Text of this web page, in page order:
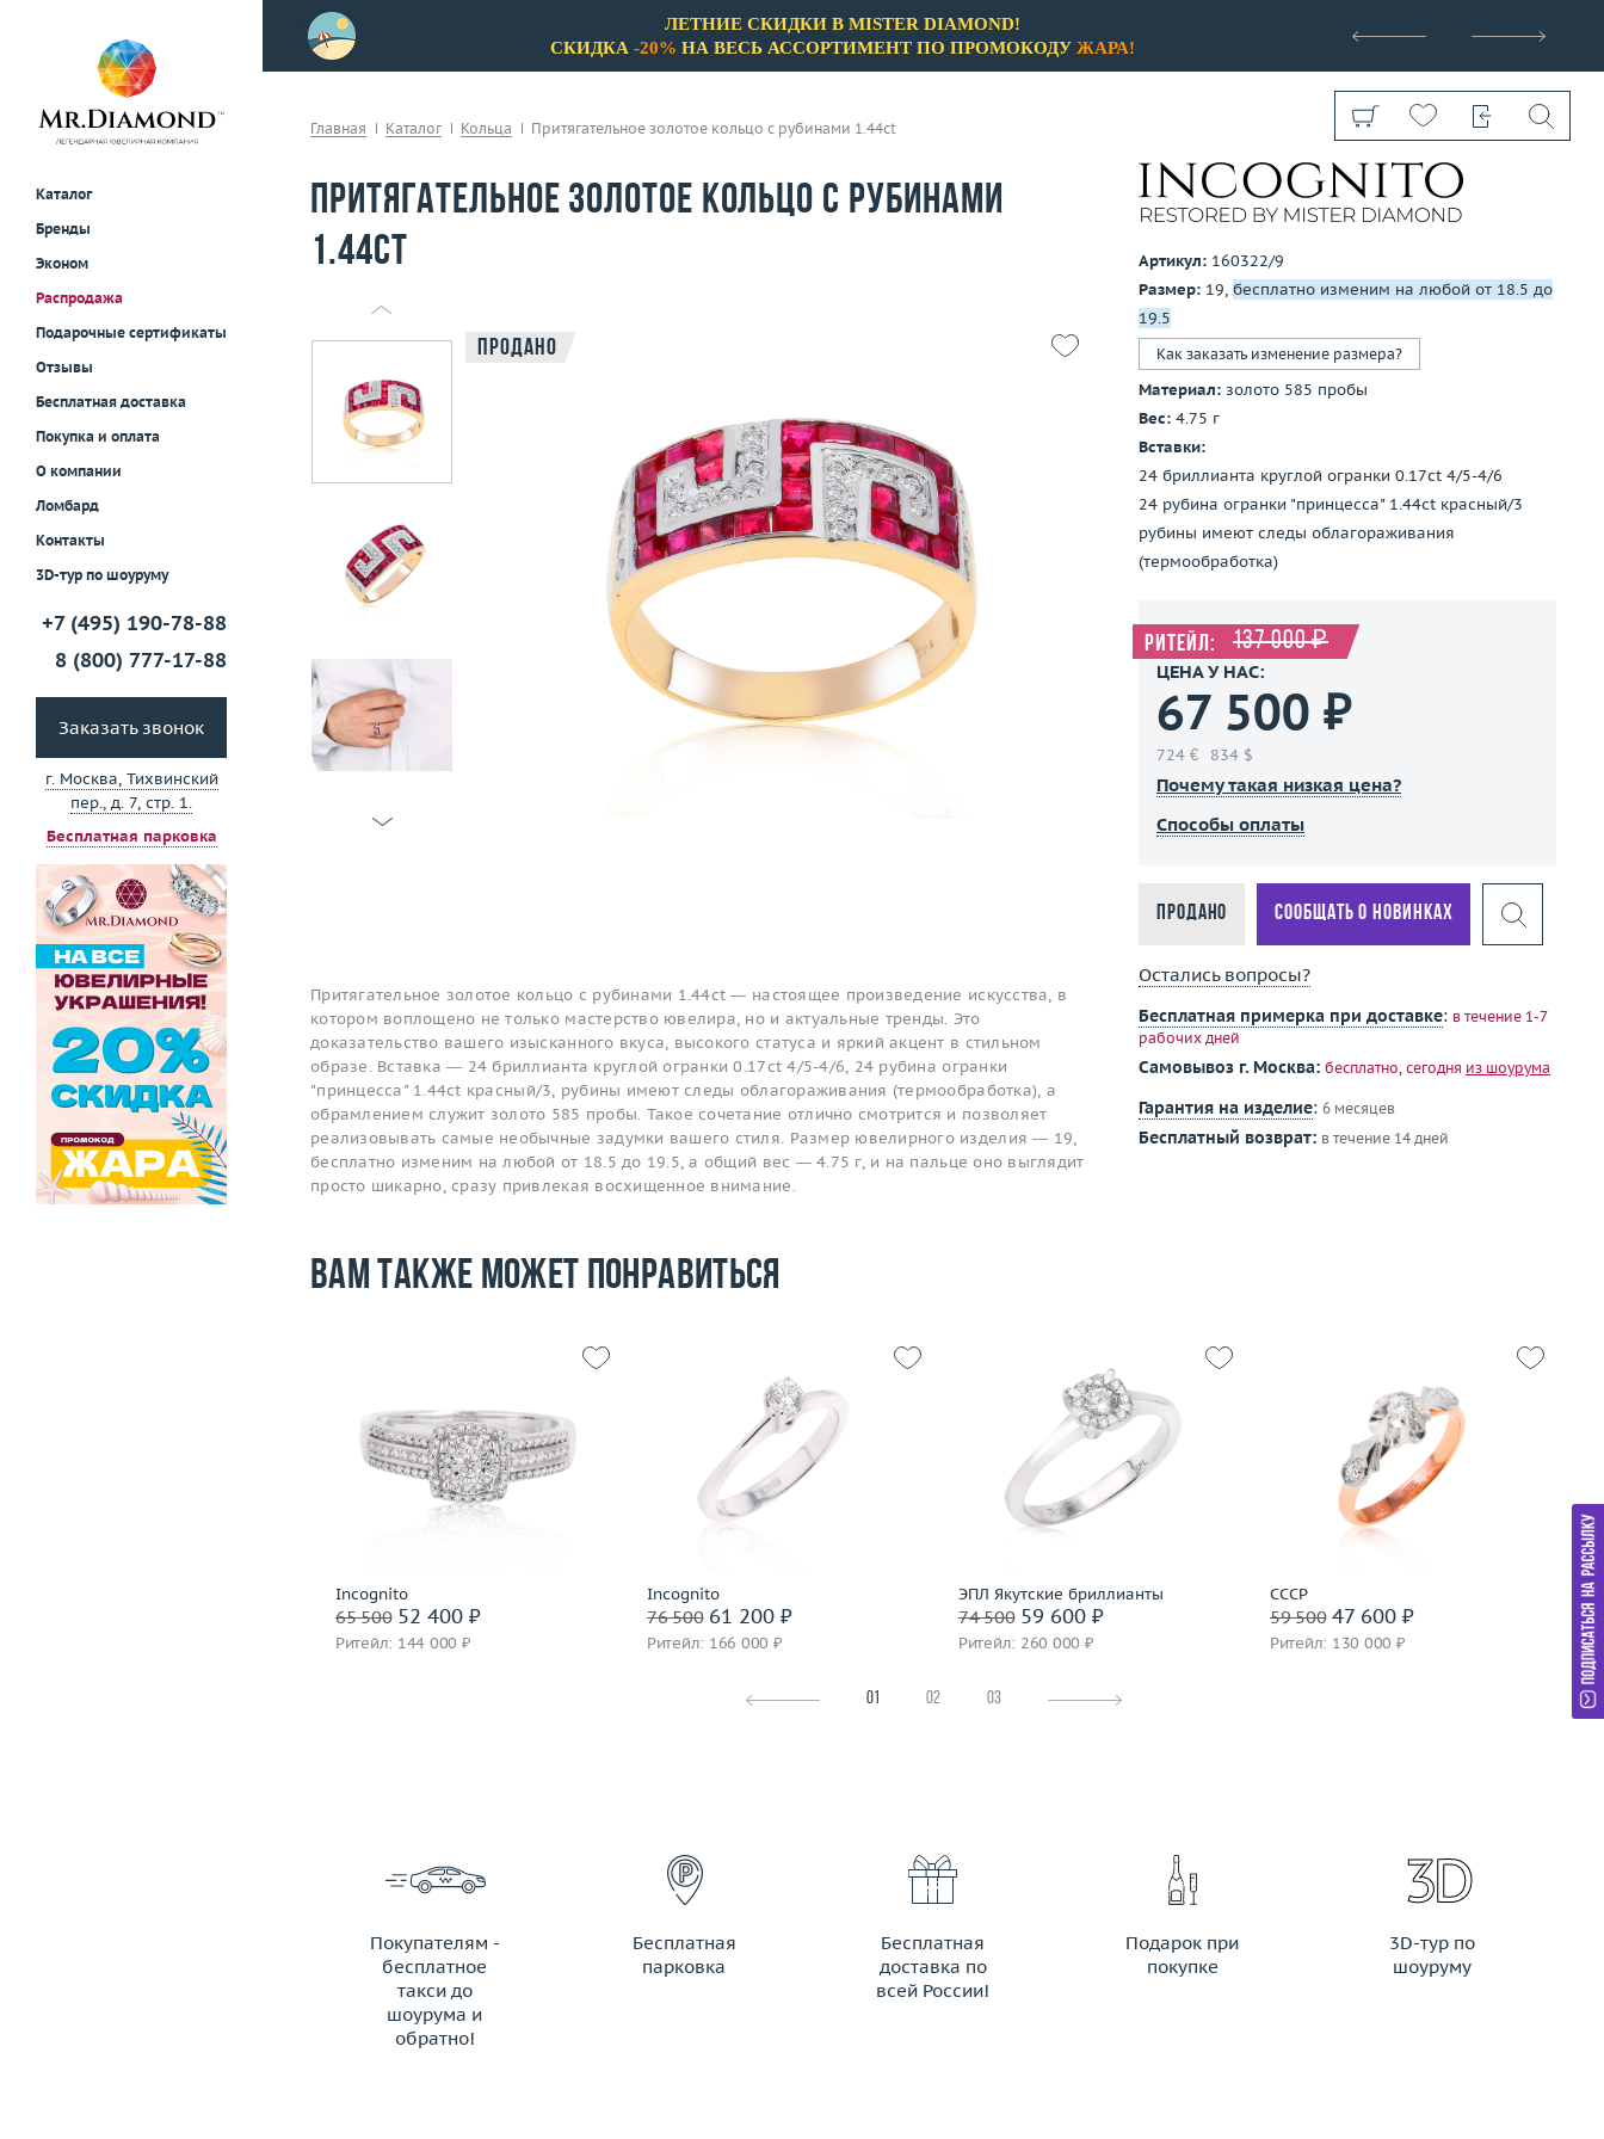
Каталог
Бренды
Эконом
Распродажа
Подарочные сертификаты
Отзывы
Бесплатная доставка
Покупка и оплата
О компании
Ломбард
Контакты
3D-тур по шоуруму
+7 (495) 190-78-88
8 (800) 777-17-88
Заказать звонок
г. Москва, Тихвинский
пер., д. 7, стр. 1.
Бесплатная парковка
примерки!
ЛЕТНИЕ СКИДКИ В MISTER DIAMOND!
СКИДКА -20% НА ВЕСЬ АССОРТИМЕНТ ПО ПРОМОКОДУ ЖАРА!
Показать все
Главная Каталог Кольца Притягательное золотое кольцо с рубинами 1.44ct
Притягательное золотое кольцо с рубинами
1.44ct
Продано
Притягательное золотое кольцо с рубинами 1.44ct — настоящее произведение искусства, в
котором воплощено не только мастерство ювелира, но и актуальные тренды. Это
доказательство вашего изысканного вкуса, высокого статуса и яркий акцент в стильном
образе. Вставка — 24 бриллианта круглой огранки 0.17ct 4/5-4/6, 24 рубина огранки
"принцесса" 1.44ct красный/3, рубины имеют следы облагораживания (термообработка), а
обрамлением служит золото 585 пробы. Такое сочетание отлично смотрится и позволяет
реализовывать самые необычные задумки вашего стиля. Размер ювелирного изделия — 19,
бесплатно изменим на любой от 18.5 до 19.5, а общий вес — 4.75 г, и на пальце оно выглядит
просто шикарно, сразу привлекая восхищенное внимание.
Артикул: 160322/9
Размер: 19, бесплатно изменим на любой от 18.5 до
19.5
Как заказать изменение размера?
Материал: золото 585 пробы
Вес: 4.75 г
Вставки:
24 бриллианта круглой огранки 0.17ct 4/5-4/6
24 рубина огранки "принцесса" 1.44ct красный/3
рубины имеют следы облагораживания
(термообработка)
Ритейл: 137 000 ₽
ЦЕНА У НАС:
67 500 ₽
724 € 834 $
Почему такая низкая цена?
Способы оплаты
Продано Сообщать о новинках
Остались вопросы?
Бесплатная примерка при доставке: в течение 1-7
рабочих дней
Самовывоз г. Москва: бесплатно, сегодня из шоурума
Гарантия на изделие: 6 месяцев
Бесплатный возврат: в течение 14 дней
Вам также может понравиться
Incognito
65 50052 400 ₽
Ритейл: 144 000 ₽
Размер
17.5
Вес (г)
3.12
Материал
золото 585 пробы
Подробнее
Incognito
76 50061 200 ₽
Ритейл: 166 000 ₽
Материал
золото 750 пробы
Подробнее
ЭПЛ Якутские бриллианты
74 50059 600 ₽
Ритейл: 260 000 ₽
Материал
золото 585 пробы
СССР
59 50047 600 ₽
Ритейл: 130 000 ₽
Материал
золото 583 пробы
Подробнее
01 02 03
Покупателям -
бесплатное
такси до
шоурума и
обратно!
ЗАКАЗАТЬ ТАКСИ
Бесплатная
парковка
Бесплатная
доставка по
всей России!
Подарок при
покупке
3D-тур по
шоуруму